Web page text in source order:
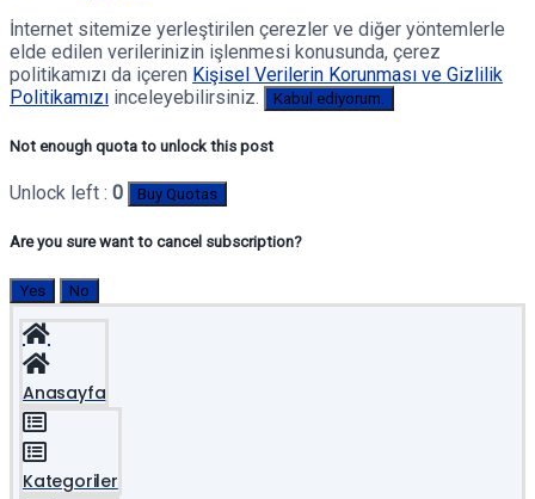
İnternet sitemize yerleştirilen çerezler ve diğer yöntemlerle
elde edilen verilerinizin işlenmesi konusunda, çerez
politikamızı da içeren Kişisel Verilerin Korunması ve Gizlilik
Politikamızı inceleyebilirsiniz. Kabul ediyorum.
Not enough quota to unlock this post
Unlock left : 0 Buy Quotas
Are you sure want to cancel subscription?
Yes No
Anasayfa
Kategoriler